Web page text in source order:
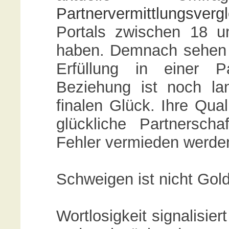
Portals zwischen 18
haben. Demnach
Erfüllung in einer
Beziehung ist noch
finalen Glück. Ihre
glückliche
Fehler vermieden
Schweigen ist nicht
Wortlosigkeit